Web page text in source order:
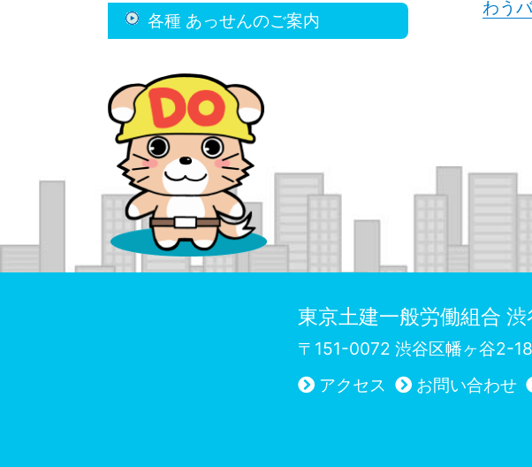
わう
各種 あっせんのご案内
東京土建一般労働組合 渋
〒151-0072 渋谷区幡ヶ谷2-
アクセス
お問い合わせ